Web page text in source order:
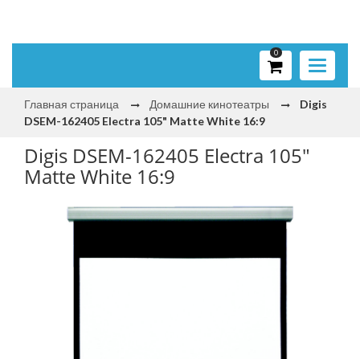
Toggle
0
Главная страница Домашние кинотеатры
Digis
DSEM-162405 Electra 105" Matte White 16:9
Digis DSEM-162405 Electra 105"
Matte White 16:9